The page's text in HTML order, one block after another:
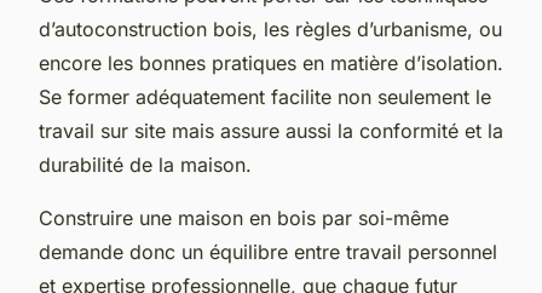
d’autoconstruction bois, les règles d’urbanisme, ou
encore les bonnes pratiques en matière d’isolation.
Se former adéquatement facilite non seulement le
travail sur site mais assure aussi la conformité et la
durabilité de la maison.
Construire une maison en bois par soi-même
demande donc un équilibre entre travail personnel
et expertise professionnelle, que chaque futur